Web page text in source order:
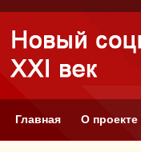
Главная О проекте